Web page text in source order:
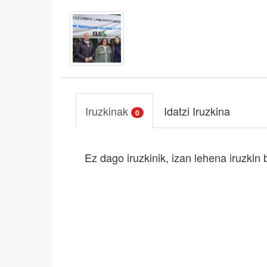
Iruzkinak 0 Idatzi Iruzkina
Ez dago iruzkinik, izan lehena iruzkin